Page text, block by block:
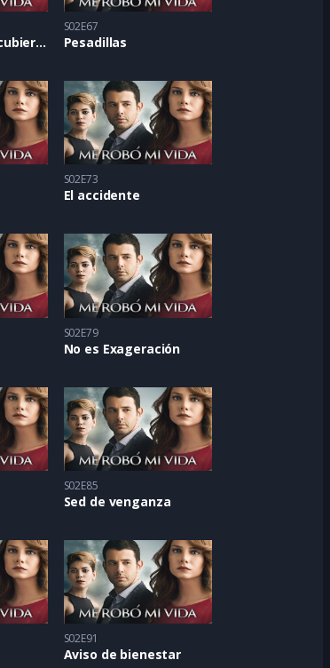
Mentiras al descubierto
S02E67
Pesadillas
S02E73
El accidente
S02E79
No es Exageración
S02E85
Sed de venganza
S02E91
Aviso de bienestar